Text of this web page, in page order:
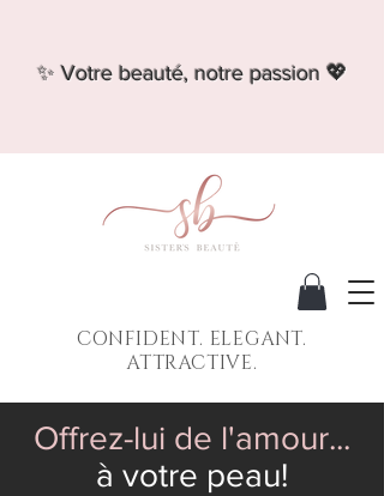
✨ Votre beauté, notre passion 💖
CONFIDENT. ELEGANT.
ATTRACTIVE.
Offrez-lui de l'amour...
à votre peau!